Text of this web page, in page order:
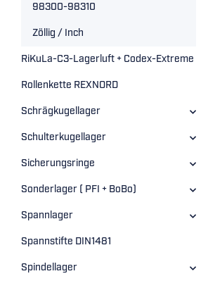
98300-98310
Zöllig / Inch
RiKuLa-C3-Lagerluft + Codex-Extreme
Rollenkette REXNORD
Schrägkugellager
Schulterkugellager
Sicherungsringe
Sonderlager ( PFI + BoBo)
Spannlager
Spannstifte DIN1481
Spindellager